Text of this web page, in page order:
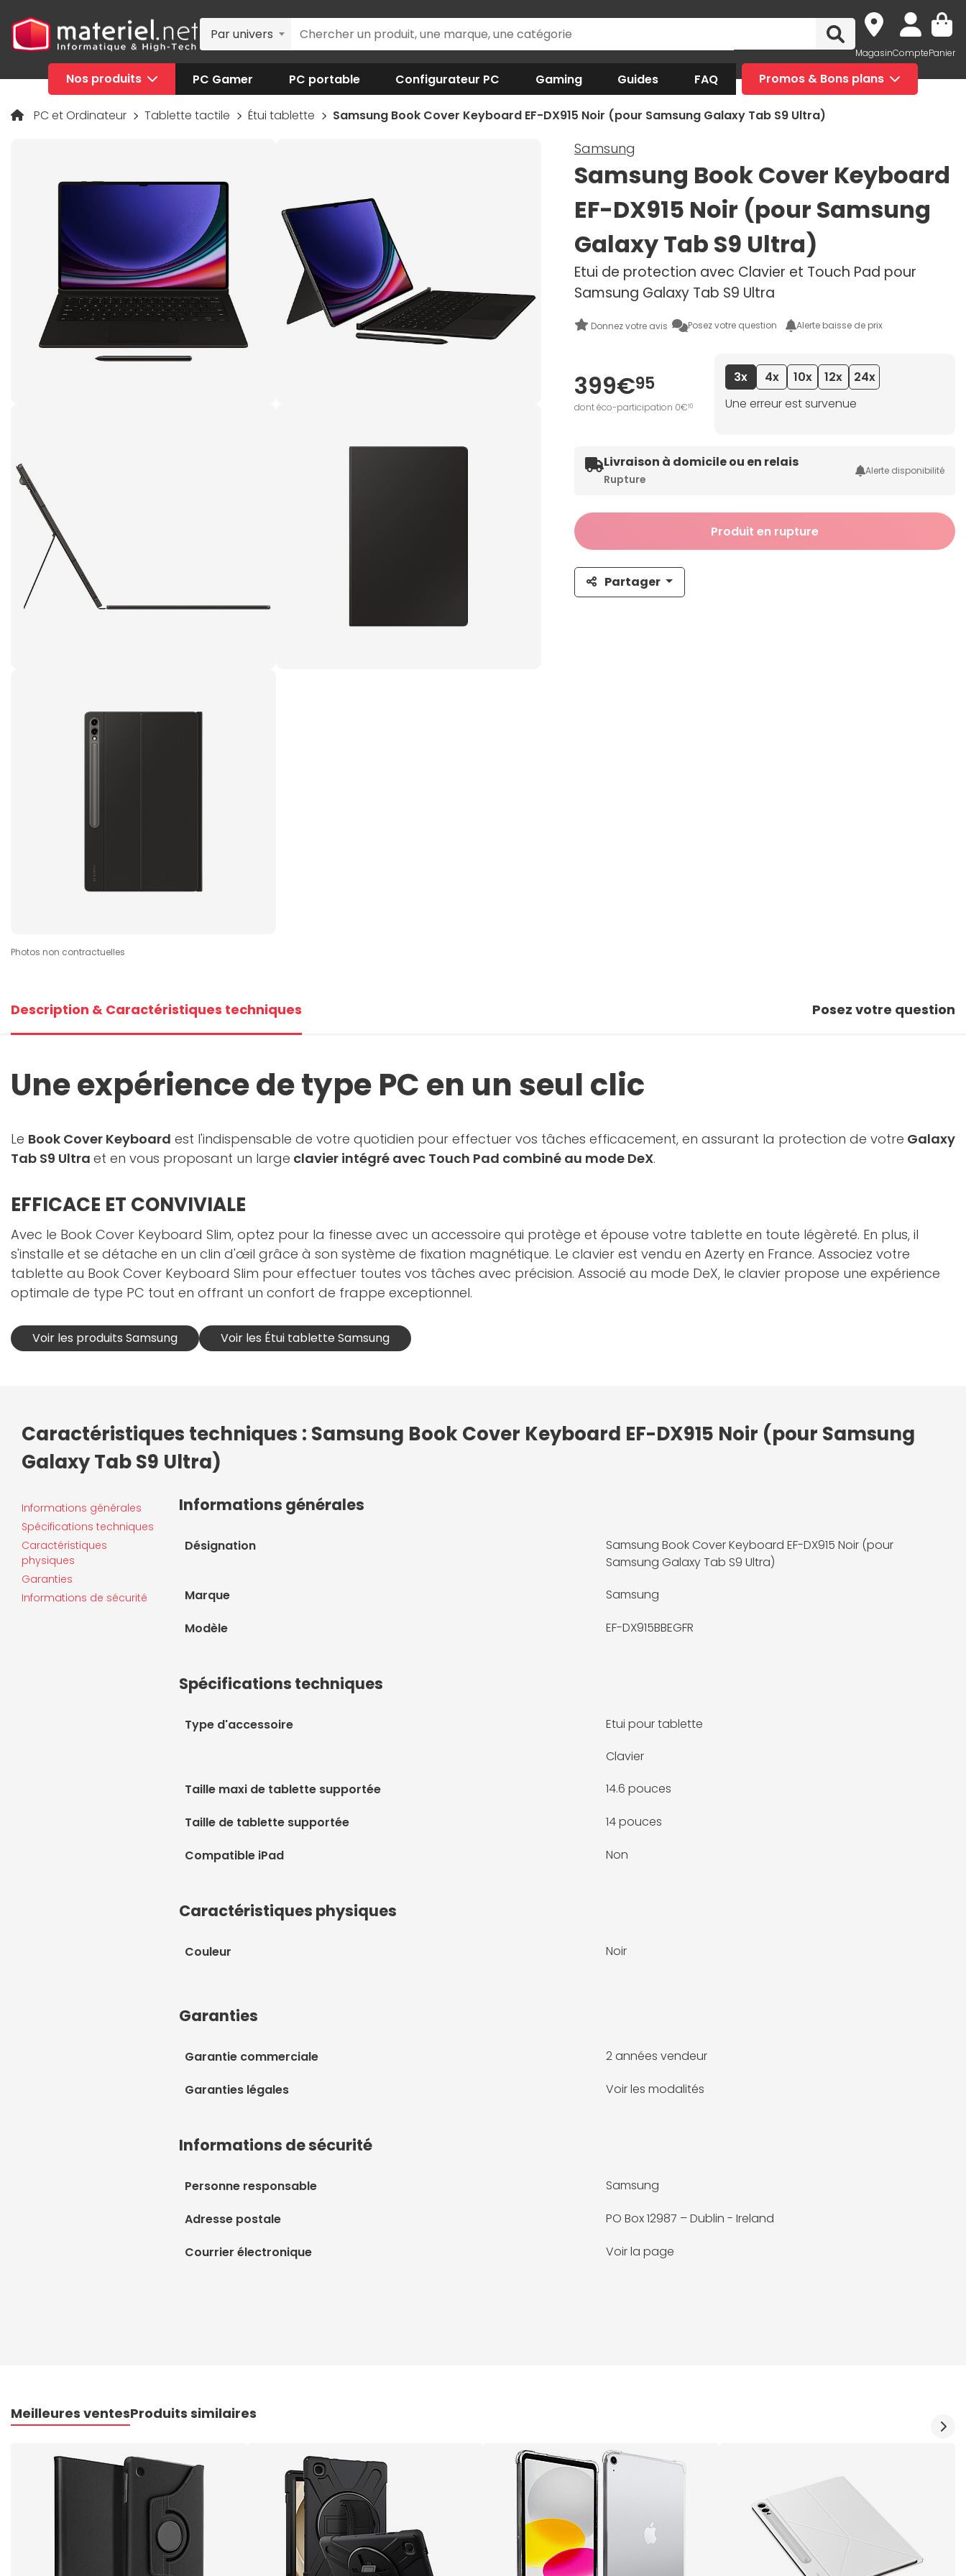
Par univers
MagasinComptePanier
Nos produits PC Gamer PC portable Configurateur PC Gaming Guides FAQ Promos & Bons plans
PC et Ordinateur Tablette tactile Étui tablette Samsung Book Cover Keyboard EF-DX915 Noir (pour Samsung Galaxy Tab S9 Ultra)
Photos non contractuelles
Samsung
Samsung Book Cover Keyboard
EF-DX915 Noir (pour Samsung
Galaxy Tab S9 Ultra)
Etui de protection avec Clavier et Touch Pad pour
Samsung Galaxy Tab S9 Ultra
Donnez votre avis Posez votre question Alerte baisse de prix
399€95
dont éco-participation 0€10
3x 4x 10x 12x
24x
Une erreur est survenue
Livraison à domicile ou en relais
Rupture
Alerte disponibilité
Produit en rupture
Partager
Description & Caractéristiques techniques Posez votre question
Une expérience de type PC en un seul clic
Le Book Cover Keyboard est l'indispensable de votre quotidien pour effectuer vos tâches efficacement, en assurant la protection de votre Galaxy
Tab S9 Ultra et en vous proposant un large clavier intégré avec Touch Pad combiné au mode DeX.
EFFICACE ET CONVIVIALE
Avec le Book Cover Keyboard Slim, optez pour la finesse avec un accessoire qui protège et épouse votre tablette en toute légèreté. En plus, il
s'installe et se détache en un clin d'œil grâce à son système de fixation magnétique. Le clavier est vendu en Azerty en France. Associez votre
tablette au Book Cover Keyboard Slim pour effectuer toutes vos tâches avec précision. Associé au mode DeX, le clavier propose une expérience
optimale de type PC tout en offrant un confort de frappe exceptionnel.
Voir les produits Samsung Voir les Étui tablette Samsung
Caractéristiques techniques : Samsung Book Cover Keyboard EF-DX915 Noir (pour Samsung
Galaxy Tab S9 Ultra)
Informations générales
Spécifications techniques
Caractéristiques
physiques
Garanties
Informations de sécurité
Informations générales
Désignation
Samsung Book Cover Keyboard EF-DX915 Noir (pour
Samsung Galaxy Tab S9 Ultra)
Marque
Samsung
Modèle EF-DX915BBEGFR
Spécifications techniques
Type d'accessoire
Etui pour tablette
Clavier
Taille maxi de tablette supportée
14.6 pouces
Taille de tablette supportée 14 pouces
Compatible iPad Non
Caractéristiques physiques
Couleur Noir
Garanties
Garantie commerciale 2 années vendeur
Garanties légales Voir les modalités
Informations de sécurité
Personne responsable Samsung
Adresse postale PO Box 12987 – Dublin - Ireland
Courrier électronique Voir la page
Meilleures ventesProduits similaires